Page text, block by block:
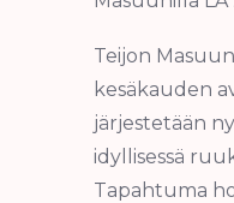
Teijon
kesäkauden
järjestetään
idyllisessä
Tapahtuma